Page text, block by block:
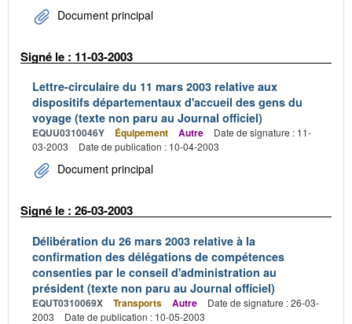
Document principal
Signé le : 11-03-2003
Lettre-circulaire du 11 mars 2003 relative aux
dispositifs départementaux d'accueil des gens du
voyage (texte non paru au Journal officiel)
EQUU0310046Y Équipement Autre
Date de signature : 11-
03-2003
Date de publication : 10-04-2003
Document principal
Signé le : 26-03-2003
Délibération du 26 mars 2003 relative à la
confirmation des délégations de compétences
consenties par le conseil d'administration au
président (texte non paru au Journal officiel)
EQUT0310069X Transports Autre
Date de signature : 26-03-
2003
Date de publication : 10-05-2003